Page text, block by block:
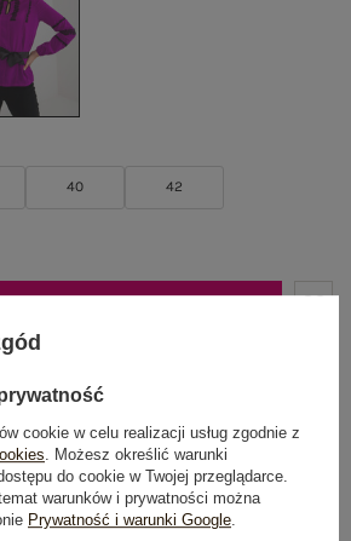
40 42
zł
brakuje 200,00 zł
cookie w celu realizacji usług zgodnie z
. Możesz określić warunki
do cookie w Twojej przeglądarce.
warunków i prywatności można
Prywatność i warunki Google.